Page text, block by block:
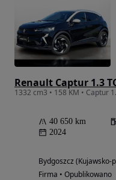
Renault Captur 1.3
1332 cm3 • 158 KM • Captur
40 650 km
2024
Bydgoszcz (Kujawsko-
Firma • Opublikowano